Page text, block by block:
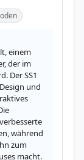
einem
der im
Der SS1
und
während
zum
macht.